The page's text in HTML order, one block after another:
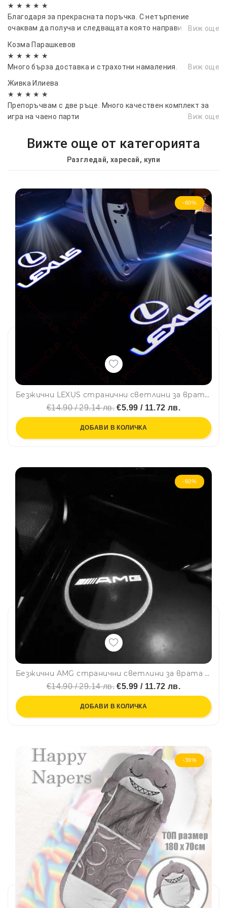
★ ★ ★ ★ ★
Благодаря за прекрасната поръчка. С нетърпение
очаквам да получа и следващата която направих преди
Виж още
Козма Парашкевов
★ ★ ★ ★ ★
Много бърза доставка и страхотни намаления.
Виж още
Живка Илиева
★ ★ ★ ★ ★
Препоръчвам с две ръце. Много качествен комплект за
игра на чаено парти
Виж още
Вижте още от категорията
Разгледай, харесай, купи
-60%
Безжични LEXUS странични светлини за врата на кола JQ-666, 2 броя LED лого
€14.90 / 29.14 лв. €5.99 / 11.72 лв.
ДОБАВИ В КОЛИЧКА
-60%
Безжични AMG странични светлини за врата на кола JQ-666, 2 броя LED лого
€14.90 / 29.14 лв. €5.99 / 11.72 лв.
ДОБАВИ В КОЛИЧКА
-39%